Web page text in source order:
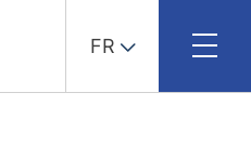
FR